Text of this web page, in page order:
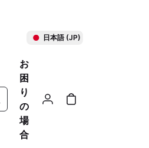
日本語 (JP)
お
困
り
の
場
合